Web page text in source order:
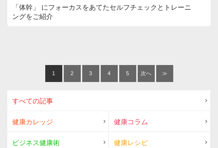
「体幹」 にフォーカスをあてたセルフチェックとトレーニ
ングをご紹介
1 2 3 4 5 次へ ≫
すべての記事
健康カレッジ 健康コラム
ビジネス健康術 健康レシピ